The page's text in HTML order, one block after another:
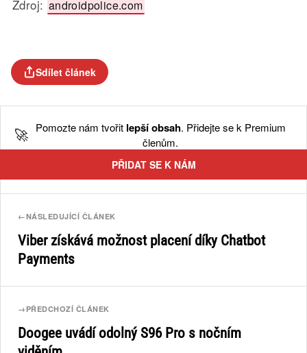
Zdroj: androidpolice.com
Sdílet článek
🚀 Pomozte nám tvořit lepší obsah. Přidejte se k Premium
členům.
PŘIDAT SE K NÁM
←NÁSLEDUJÍCÍ ČLÁNEK
Viber získává možnost placení díky Chatbot
Payments
→ PŘEDCHOZÍ ČLÁNEK
Doogee uvádí odolný S96 Pro s nočním